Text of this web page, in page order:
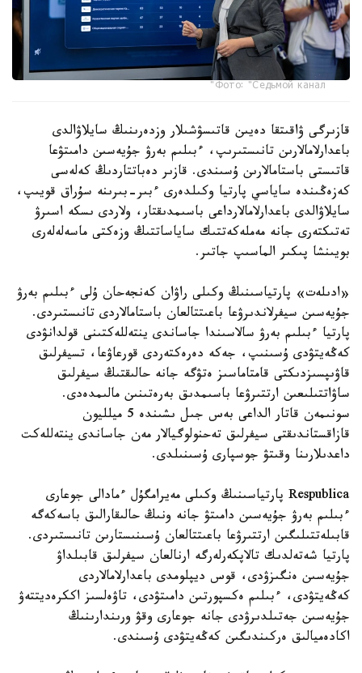
Фото: "Седьмой канал"
قازىرگى ۋاقىتقا دەيىن قاتىسۋشىلار وزدەرىنىڭ سايلاۋالدى
باعدارلامالارىن تانىستىرىپ، ءبىلىم بەرۋ جۇيەسىن دامىتۋعا
قاتىستى باستامالارىن ۇسىندى. قازىر دەباتتاردىڭ كەلەسى
كەزەڭىندە ساياسي پارتيا وكىلدەرى ءبىر-بىرىنە سۇراق قويىپ،
سايلاۋالدى باعدارلامالارداعى باسىمدىقتار، ولاردى ىسكە اسىرۋ
تەتىكتەرى جانە مەملەكەتتىك ساياساتتىڭ وزەكتى ماسەلەلەرى
بويىنشا پىكىر الماسىپ جاتىر.
«ادىلەت» پارتياسىنىڭ وكىلى راۋان كەنجەحان ۇلى ءبىلىم بەرۋ
جۇيەسىن سيفرلاندىرۋعا باعىتتالعان باستامالاردى تانىستىردى.
پارتيا ءبىلىم بەرۋ سالاسىندا جاساندى ينتەللەكتىنى قولدانۋدى
كەڭەيتۋدى ۇسىنىپ، جەكە دەرەكتەردى قورعاۋعا، تسيفرلىق
قاۋىپسىزدىكتى قامتاماسىز ەتۋگە جانە حالىقتىڭ سيفرلىق
ساۋاتتىلىعىن ارتتىرۋعا باسىمدىق بەرەتىنىن مالىمدەدى.
سونىمەن قاتار الداعى بەس جىل ىشىندە 5 ميلليون
قازاقستاندىقتى سيفرلىق تەحنولوگيالار مەن جاساندى ينتەللەكت
داعدىلارىنا وقىتۋ جوسپارى ۇسىنىلدى.
Respublica پارتياسىنىڭ وكىلى مەيرامگۇل ءمادالى جوعارى
ءبىلىم بەرۋ جۇيەسىن دامىتۋ جانە ونىڭ حالىقارالىق باسەكەگە
قابىلەتتىلىگىن ارتتىرۋعا باعىتتالعان ۇسىنىستارىن تانىستىردى.
پارتيا شەتەلدىك تالاپكەرلەرگە ارنالعان سيفرلىق قابىلداۋ
جۇيەسىن ەنگىزۋدى، قوس ديپلومدى باعدارلامالاردى
كەڭەيتۋدى، ءبىلىم ەكسپورتىن دامىتۋدى، تاۋەلسىز اككرەديتتەۋ
جۇيەسىن جەتىلدىرۋدى جانە جوعارى وقۋ ورىندارىنىڭ
اكادەميالىق ەركىندىگىن كەڭەيتۋدى ۇسىندى.